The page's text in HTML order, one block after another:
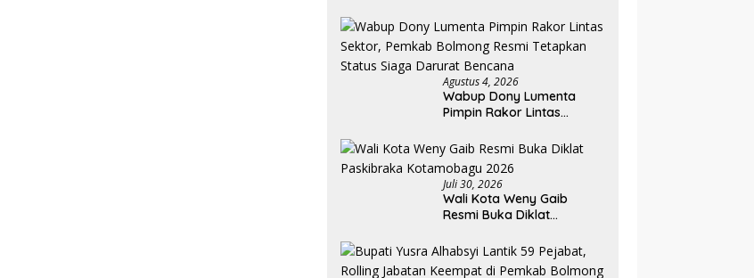
Agustus 4, 2026
Wabup Dony Lumenta
Pimpin Rakor Lintas
Resmi Tetapkan Status
Siaga Darurat Bencana
Juli 30, 2026
Wali Kota Weny Gaib
Resmi Buka Diklat
2026